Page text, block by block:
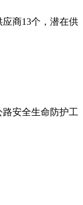
应商13个，潜在供
安全生命防护工